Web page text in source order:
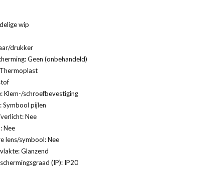
wip
drukker
Geen (onbehandeld)
Klem-/schroefbevestiging
pijlen
Nee
Nee
lens/symbool: Nee
Glanzend
(IP): IP20